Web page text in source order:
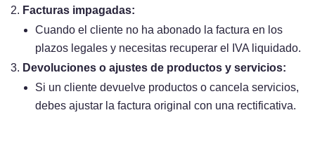
Facturas impagadas:
Cuando el cliente no ha abonado la factura en los
plazos legales y necesitas recuperar el IVA liquidado.
Devoluciones o ajustes de productos y servicios:
Si un cliente devuelve productos o cancela servicios,
debes ajustar la factura original con una rectificativa.